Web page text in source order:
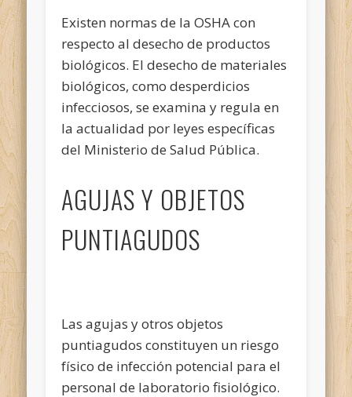
Existen normas de la OSHA con
respecto al desecho de productos
biológicos. El desecho de materiales
biológicos, como desperdicios
infecciosos, se examina y regula en
la actualidad por leyes específicas
del Ministerio de Salud Pública.
AGUJAS Y OBJETOS
PUNTIAGUDOS
Las agujas y otros objetos
puntiagudos constituyen un riesgo
físico de infección potencial para el
personal de laboratorio fisiológico.